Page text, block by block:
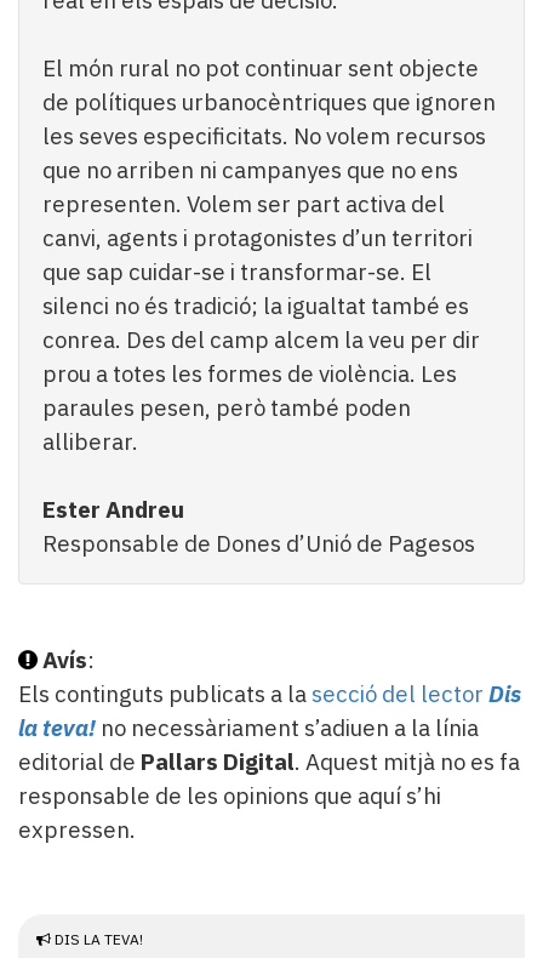
El món rural no pot continuar sent objecte
de polítiques urbanocèntriques que ignoren
les seves especificitats. No volem recursos
que no arriben ni campanyes que no ens
representen. Volem ser part activa del
canvi, agents i protagonistes d’un territori
que sap cuidar-se i transformar-se. El
silenci no és tradició; la igualtat també es
conrea. Des del camp alcem la veu per dir
prou a totes les formes de violència. Les
paraules pesen, però també poden
alliberar.
Ester Andreu
Responsable de Dones d’Unió de Pagesos
Avís:
Els continguts publicats a la secció del lector Dis
la teva! no necessàriament s’adiuen a la línia
editorial de Pallars Digital. Aquest mitjà no es fa
responsable de les opinions que aquí s’hi
expressen.
DIS LA TEVA!